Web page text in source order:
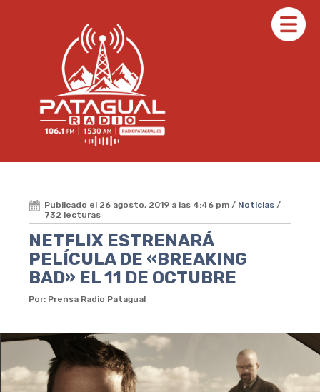
Publicado el 26 agosto, 2019 a las 4:46 pm / Noticias /
732 lecturas
NETFLIX ESTRENARÁ
PELÍCULA DE «BREAKING
BAD» EL 11 DE OCTUBRE
Por: Prensa Radio Patagual